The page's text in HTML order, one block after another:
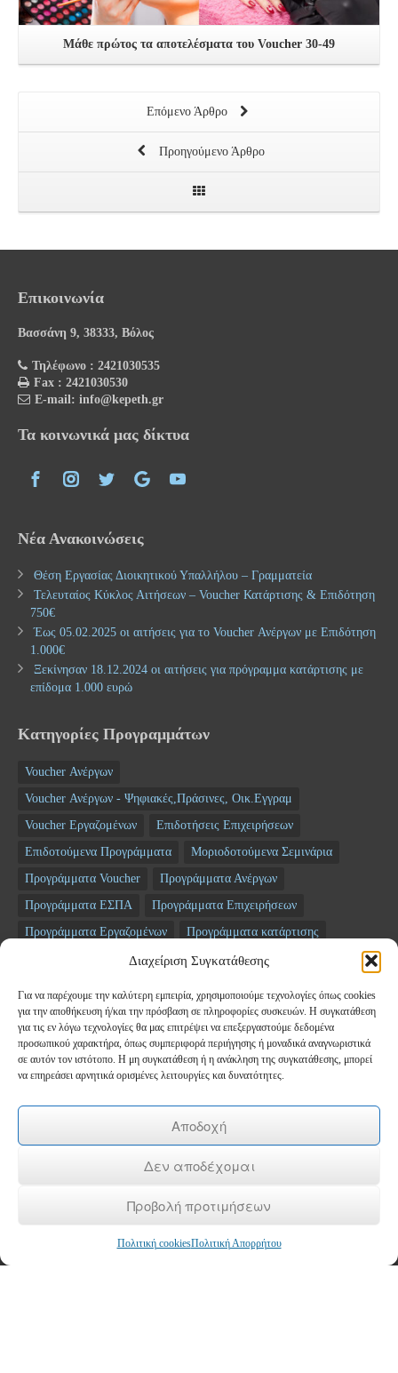
Διαχείριση Συγκατάθεσης
Για να παρέχουμε την καλύτερη εμπειρία, χρησιμοποιούμε τεχνολογίες όπως cookies
για την αποθήκευση ή/και την πρόσβαση σε πληροφορίες συσκευών. Η συγκατάθεση
για τις εν λόγω τεχνολογίες θα μας επιτρέψει να επεξεργαστούμε δεδομένα
προσωπικού χαρακτήρα, όπως συμπεριφορά περιήγησης ή μοναδικά αναγνωριστικά
σε αυτόν τον ιστότοπο. Η μη συγκατάθεση ή η ανάκληση της συγκατάθεσης, μπορεί
να επηρεάσει αρνητικά ορισμένες λειτουργίες και δυνατότητες.
Αποδοχή
Δεν αποδέχομαι
Προβολή προτιμήσεων
Πολιτική cookiesΠολιτική Απορρήτου
Μάθε πρώτος τα αποτελέσματα του Voucher 30-49
Επόμενο Άρθρο
Προηγούμενο Άρθρο
Επικοινωνία
Βασσάνη 9, 38333, Βόλος
Τηλέφωνο : 2421030535
Fax : 2421030530
E-mail: info@kepeth.gr
Τα κοινωνικά μας δίκτυα
Νέα Ανακοινώσεις
Θέση Εργασίας Διοικητικού Υπαλλήλου – Γραμματεία
Τελευταίος Κύκλος Αιτήσεων – Voucher Κατάρτισης & Επιδότηση
750€
Έως 05.02.2025 οι αιτήσεις για το Voucher Ανέργων με Επιδότηση
1.000€
Ξεκίνησαν 18.12.2024 οι αιτήσεις για πρόγραμμα κατάρτισης με
επίδομα 1.000 ευρώ
Κατηγορίες Προγραμμάτων
Voucher Ανέργων
Voucher Ανέργων - Ψηφιακές,Πράσινες, Οικ.Εγγραμ
Voucher Εργαζομένων
Επιδοτήσεις Επιχειρήσεων
Επιδοτούμενα Προγράμματα
Μοριοδοτούμενα Σεμινάρια
Προγράμματα Voucher
Προγράμματα Ανέργων
Προγράμματα ΕΣΠΑ
Προγράμματα Επιχειρήσεων
Προγράμματα Εργαζομένων
Προγράμματα κατάρτισης
ΤΑΜΕΙΟ ΑΝΑΚΑΜΨΗΣ
Newsletter
Email*
Όνομα